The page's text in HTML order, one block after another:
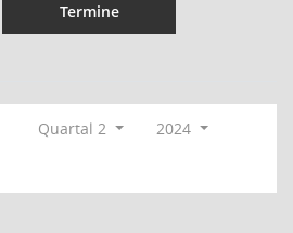
Termine
Quartal 2
2024